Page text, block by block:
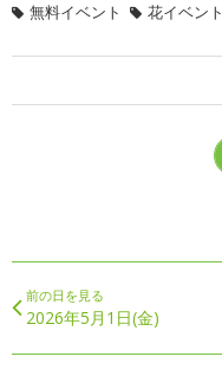
無料イベント 花イベント
前の日を見る
2026年5月1日(金)